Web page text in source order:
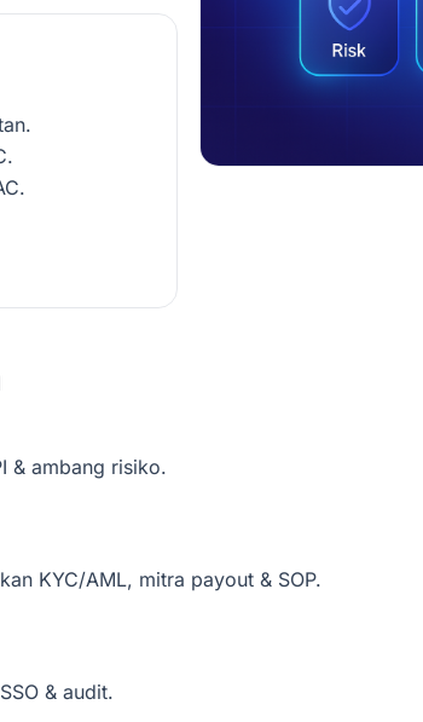
& ambang risiko.
KYC/AML, mitra payout & SOP.
& audit.